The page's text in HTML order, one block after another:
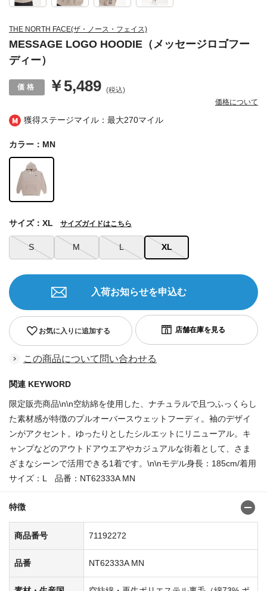
獲得ステージマイル：最大270マイル
THE NORTH FACE(ザ・ノース・フェイス)
MESSAGE LOGO HOODIE（メッセージロゴフー
ディー）
￥5,489 (税込)
価格について
カラー：MN
S M L XL
サイズ：XL サイズガイドはこちら
お気に入りに追加する
入荷お知らせを申込む
この商品について問い合わせる
関連 KEYWORD
限定販売商品\n\n空紡綿を使用した、ナチュラルで且つふっくらし
た素材感が特徴のプルオーバースウェットフーディ。袖のデザイ
ンがアクセント。ゆったりとしたシルエットにリニューアル。キ
ャンプなどのアウトドアウエアやカジュアルな街着として、さま
ざまなシーンで活用できる1着です。\n\nモデル身長：185cm/着用
サイズ：L 品番：NT62333A MN
特徴
商品番号 71192272
品番 NT62333A MN